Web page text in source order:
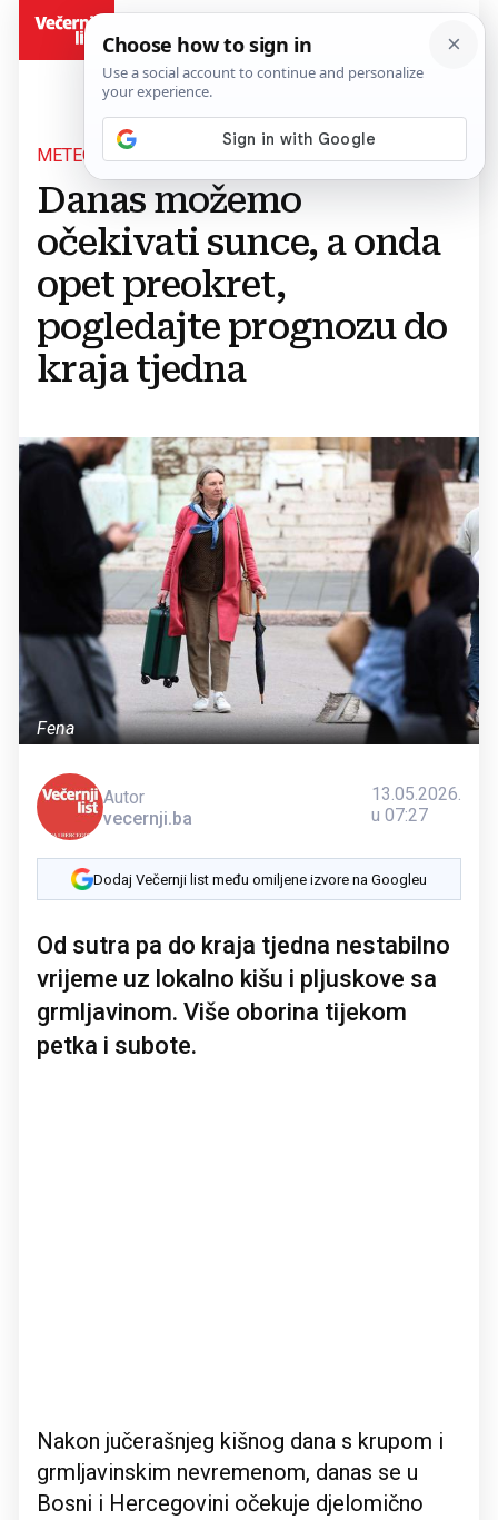
METEOROLOZI OBJAVILI
Danas možemo
očekivati sunce, a onda
opet preokret,
pogledajte prognozu do
kraja tjedna
Fena
Autor
vecernji.ba
13.05.2026.
u 07:27
Dodaj Večernji list među omiljene izvore na Googleu
Od sutra pa do kraja tjedna nestabilno
vrijeme uz lokalno kišu i pljuskove sa
grmljavinom. Više oborina tijekom
petka i subote.
Nakon jučerašnjeg kišnog dana s krupom i
grmljavinskim nevremenom, danas se u
Bosni i Hercegovini očekuje djelomično